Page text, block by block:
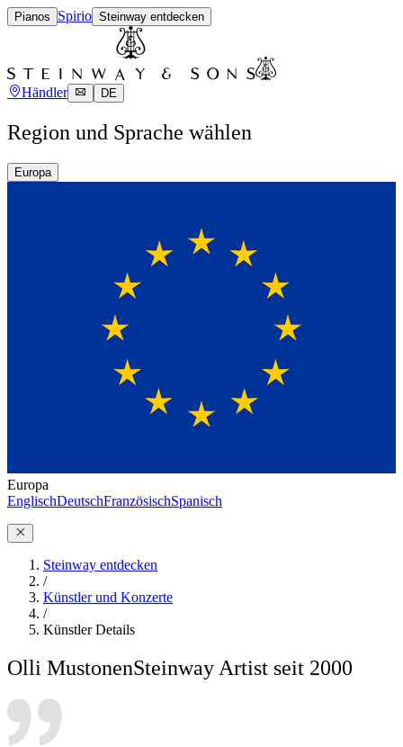
Pianos Spirio Steinway entdecken
Händler DE
Region und Sprache wählen
Europa
Europa
EnglischDeutschFranzösischSpanisch
Steinway entdecken
/
Künstler und Konzerte
/
Künstler Details
Olli MustonenSteinway Artist seit 2000